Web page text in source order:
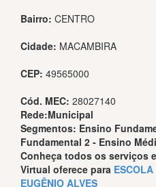
Bairro: CENTRO
Cidade: MACAMBIRA
CEP: 49565000
Cód. MEC: 28027140
Rede:Municipal
Segmentos: Ensino
Fundamental 2 - Ensino
Conheça todos os serviços
Virtual oferece para
EUGÊNIO ALVES